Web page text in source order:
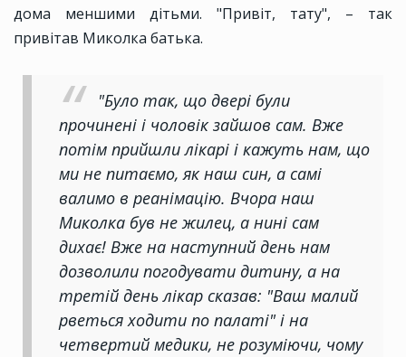
дома меншими дітьми. "Привіт, тату", – так
привітав Миколка батька.
"Було так, що двері були
прочинені і чоловік зайшов сам. Вже
потім прийшли лікарі і кажуть нам, що
ми не питаємо, як наш син, а самі
валимо в реанімацію. Вчора наш
Миколка був не жилец, а нині сам
дихає! Вже на наступний день нам
дозволили погодувати дитину, а на
третій день лікар сказав: "Ваш малий
рветься ходити по палаті" і на
четвертий медики, не розуміючи, чому